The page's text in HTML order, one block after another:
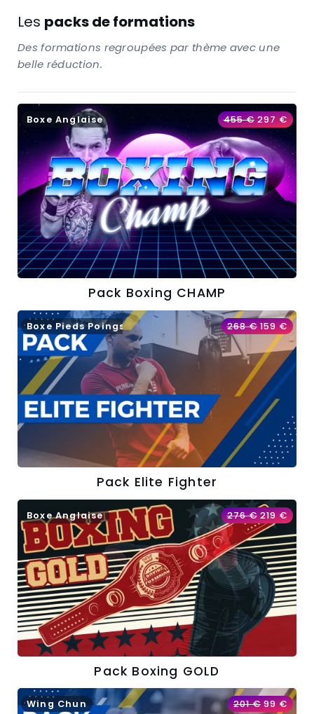
Les packs de formations
Des formations regroupées par thème avec une
belle réduction.
Boxe Anglaise 455€ 297€
Pack Boxing CHAMP
Boxe Pieds Poings 268€ 159€
Pack Elite Fighter
Boxe Anglaise 276€ 219€
Pack Boxing GOLD
Wing Chun 201€ 99€